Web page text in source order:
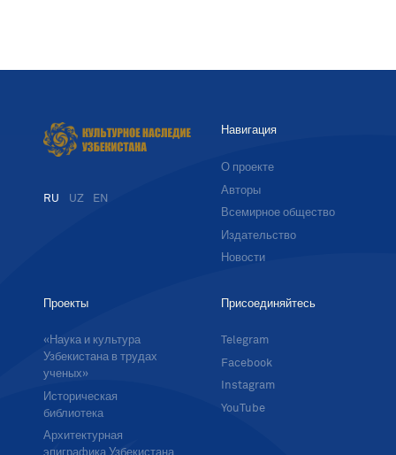
RU UZ EN
Навигация
О проекте
Авторы
Всемирное общество
Издательство
Новости
Проекты
«Наука и культура
Узбекистана в трудах
ученых»
Историческая
библиотека
Архитектурная
Присоединяйтесь
Telegram
Facebook
Instagram
YouTube